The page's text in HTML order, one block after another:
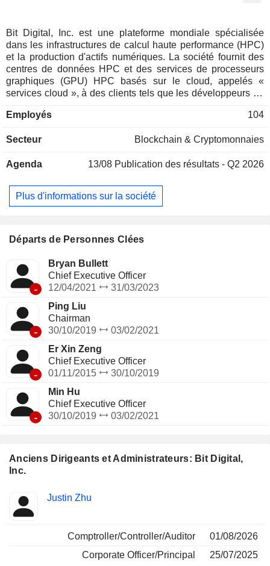
Anciens Dirigeants et Administrateurs: Bit Digital,
Inc.
Insider
Fonctions
Justin Zhu
Comptroller/Controller/Auditor
01/08/2026
Corporate Officer/Principal
25/07/2025
Bit Digital, Inc. est une plateforme mondiale spécialisée
dans les infrastructures de calcul haute performance (HPC)
et la production d'actifs numériques. La société fournit des
centres de données HPC et des services de processeurs
graphiques (GPU) HPC basés sur le cloud, appelés «
services cloud », à des clients tels que les développeurs en
(ML). La société conçoit, développe et exploite des centres
des services d'hébergement et de colocation. La société
numériques, les services cloud, les services de colocation et
numériques est dédié aux activités liées au bitcoin et au
minage de bitcoin. Le segment des services cloud fournit
aux clients de l’espace physique, de l’alimentation
installations du centre de données. Le segment du staking
d’ETH est dédié à la fois au staking natif et au staking
liquide.
Employés 104
Secteur Blockchain & Cryptomonnaies
Agenda 13/08 Publication des résultats - Q2 2026
Plus d'informations sur la société
Départs de Personnes Clées
-
Bryan Bullett
Chief Executive Officer
12/04/2021
31/03/2023
-
Ping Liu
Chairman
30/10/2019
03/02/2021
-
Er Xin Zeng
Chief Executive Officer
01/11/2015
30/10/2019
-
Min Hu
Chief Executive Officer
30/10/2019
03/02/2021